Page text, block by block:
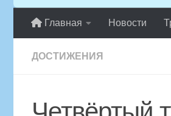
Главная Новости
ДОСТИЖЕНИЯ